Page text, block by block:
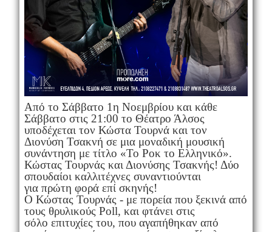
Από το Σάββατο 1η Νοεμβρίου και κάθε
Σάββατο στις 21:00 το Θέατρο Άλσος
υποδέχεται τον Κώστα Τουρνά και τον
Διονύση Τσακνή σε μια μοναδική μουσική
συνάντηση με τίτλο «Το Ροκ το Ελληνικό».
Κώστας Τουρνάς και Διονύσης Τσακνής! Δύο
σπουδαίοι καλλιτέχνες συναντιούνται
για πρώτη φορά επί σκηνής!
Ο Κώστας Τουρνάς - με πορεία που ξεκινά από
τους θρυλικούς Poll, και φτάνει στις
σόλο επιτυχίες του, που αγαπήθηκαν από